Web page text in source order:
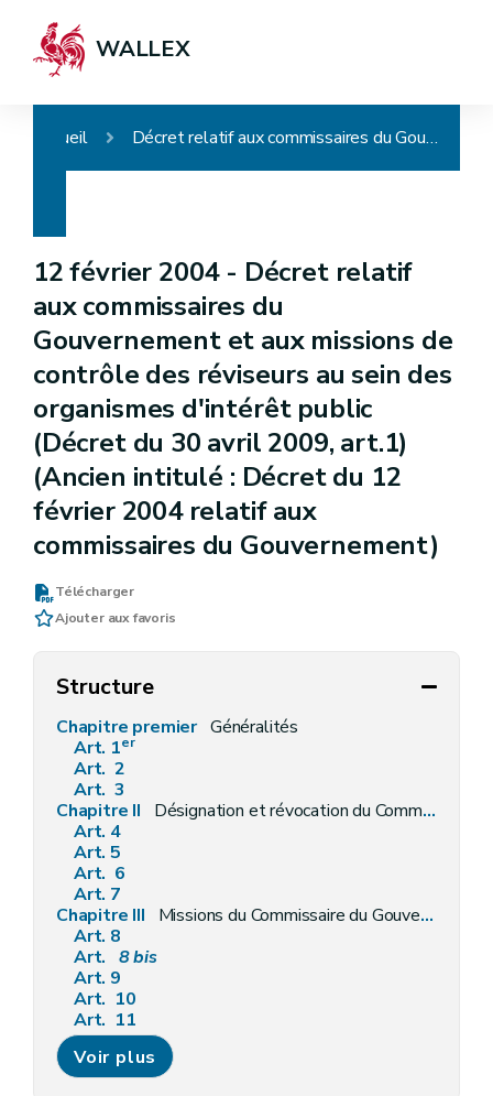
WALLEX
Accueil Décret relatif aux commissaires du Gouvernement et aux missions de contrôle des réviseurs au sein des organismes d'intérêt public (Décret du 30 avril 2009, art.1) (Ancien intitulé : Décret du 12 février 2004 relatif aux commissaires du Gouvernement)
12 février 2004 - Décret relatif
aux commissaires du
Gouvernement et aux missions de
contrôle des réviseurs au sein des
organismes d'intérêt public
(Décret du 30 avril 2009, art.1)
(Ancien intitulé : Décret du 12
février 2004 relatif aux
commissaires du Gouvernement)
Télécharger
Ajouter aux favoris
Structure
Chapitre premier Généralités
Art. 1er
Art. 2
Art. 3
Chapitre II
Désignation et révocation du Commissaire du Gouvernement
Art. 4
Art. 5
Art. 6
Art. 7
Chapitre III
Missions du Commissaire du Gouvernement
Art. 8
Art. 8bis
Art. 9
Art. 10
Art. 11
Art. 12
Art. 13
Art. 14
Voir plus